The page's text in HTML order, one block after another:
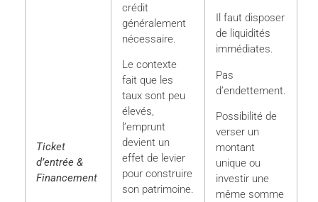
Ticket
d’entrée &
Financement
crédit
généralement
nécessaire.
Le contexte
fait que les
taux sont peu
élevés,
l’emprunt
devient un
effet de levier
pour construire
son patrimoine.
Il faut disposer
de liquidités
immédiates.
Pas
d’endettement.
Possibilité de
verser un
montant
unique ou
investir une
même somme